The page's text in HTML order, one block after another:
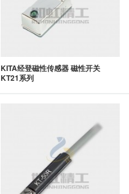
KITA经登磁性传感器 磁性开关
KT21系列